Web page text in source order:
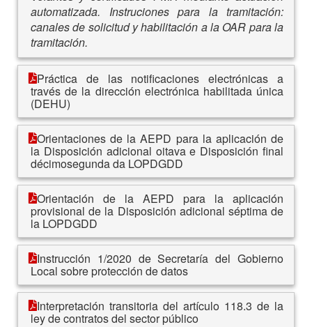
automatizada. Instruciones para la tramitación:
canales de solicitud y habilitación a la OAR para la
tramitación.
Práctica de las notificaciones electrónicas a
través de la dirección electrónica habilitada única
(DEHU)
Orientaciones de la AEPD para la aplicación de
la Disposición adicional oitava e Disposición final
décimosegunda da LOPDGDD
Orientación de la AEPD para la aplicación
provisional de la Disposición adicional séptima de
la LOPDGDD
Instrucción 1/2020 de Secretaría del Gobierno
Local sobre protección de datos
Interpretación transitoria del artículo 118.3 de la
ley de contratos del sector público